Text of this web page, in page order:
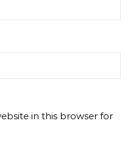
in this browser for